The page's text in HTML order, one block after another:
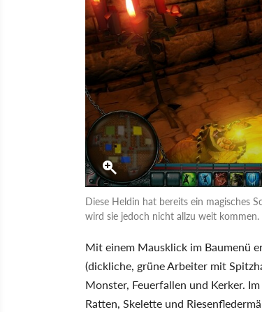
Diese Heldin hat bereits ein magisches
wird sie jedoch nicht allzu weit kommen.
Mit einem Mausklick im Baumenü
(dickliche, grüne Arbeiter mit
Monster, Feuerfallen und Kerker.
Ratten, Skelette und